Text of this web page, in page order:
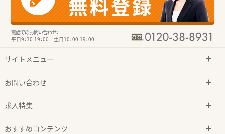
電話でのお問い合わせ：
平日9：30-19：00 土日10：00-19：00
サイトメニュー
お問い合わせ
求人特集
おすすめコンテンツ